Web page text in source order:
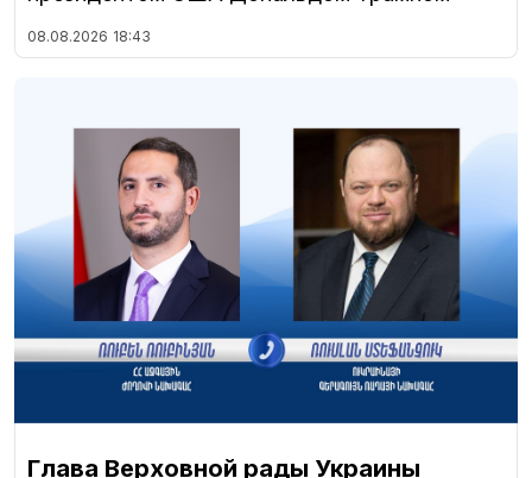
08.08.2026 18:43
Глава Верховной рады Украины